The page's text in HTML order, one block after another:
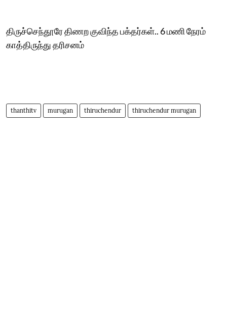
திருச்செந்தூரே திணற குவிந்த பக்தர்கள்.. 6 மணி நேரம்
காத்திருந்து தரிசனம்
thanthitv murugan thiruchendur thiruchendur murugan